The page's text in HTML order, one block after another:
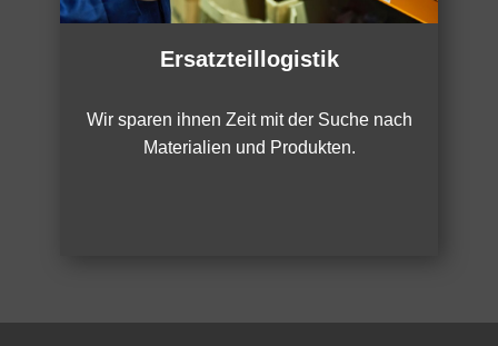
Ersatzteillogistik
Wir sparen ihnen Zeit mit der Suche nach
Materialien und Produkten.